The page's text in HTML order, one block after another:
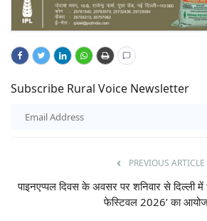
Subscribe Rural Voice Newsletter
PREVIOUS ARTICLE
पाइनएप्पल दिवस के अवसर पर शनिवार से दिल्ली में
फेस्टिवल 2026’ का